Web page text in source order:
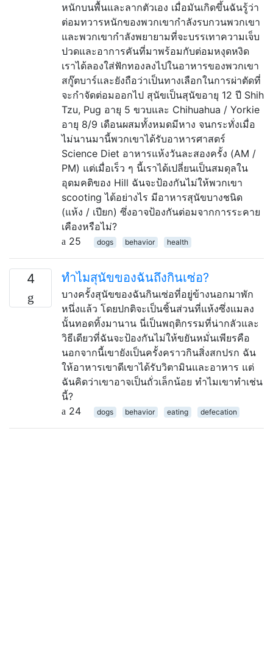
หนักบนพื้นและลากตัวเอง เมื่อมันเกิดขึ้นฉันรู้ว่า
ต่อมทวารหนักของพวกเขากำลังรบกวนพวกเขา
และพวกเขากำลังพยายามที่จะบรรเทาความเจ็บ
ปวดและอาการคันที่มาพร้อมกับต่อมหงุดหงิด
เราได้ลองใส่ฟักทองลงไปในอาหารของพวกเขา
สกู๊ตบาร์และยังถือว่าเป็นทางเลือกในการผ่าตัดที่
จะกำจัดต่อมออกไป สุนัขเป็นสุนัขอายุ 12 ปี Shih
Tzu, Pug อายุ 5 ขวบและ Chihuahua / Yorkie
อายุ 8/9 เดือนผสมทั้งหมดมีหาง จนกระทั่งเมื่อ
ไม่นานมานี้พวกเขาได้รับอาหารศาสตร์
Science Diet อาหารแห้งวันละสองครั้ง (AM /
PM) แต่เมื่อเร็ว ๆ นี้เราได้เปลี่ยนเป็นสมดุลใน
อุดมคติของ Hill ฉันจะป้องกันไม่ให้พวกเขา
scooting ได้อย่างไร มีอาหารสุนัขบางชนิด
(แห้ง / เปียก) ซึ่งอาจป้องกันต่อมจากการระคาย
เคืองหรือไม่?
25
dogs behavior health
4 ทำไมสุนัขของฉันถึงกินเซ่อ?
บางครั้งสุนัขของฉันกินเซ่อที่อยู่ข้างนอกมาพัก
หนึ่งแล้ว โดยปกติจะเป็นชิ้นส่วนที่แห้งซึ่งแมลง
นั้นทอดทิ้งมานาน นี่เป็นพฤติกรรมที่น่ากลัวและ
วิธีเดียวที่ฉันจะป้องกันไม่ให้ขยันหมั่นเพียรคือ
นอกจากนี้เขายังเป็นครั้งคราวกินสิ่งสกปรก ฉัน
ให้อาหารเขาดีเขาได้รับวิตามินและอาหาร แต่
ฉันคิดว่าเขาอาจเป็นถั่วเล็กน้อย ทำไมเขาทำเช่น
นี้?
24
dogs behavior eating defecation